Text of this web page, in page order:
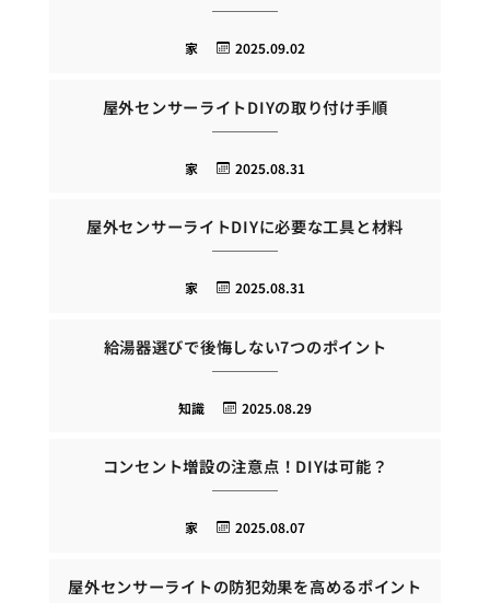
2025.09.02
家
屋外センサーライトDIYの取り付け手順
2025.08.31
家
屋外センサーライトDIYに必要な工具と材料
2025.08.31
家
給湯器選びで後悔しない7つのポイント
2025.08.29
知識
コンセント増設の注意点！DIYは可能？
2025.08.07
家
屋外センサーライトの防犯効果を高めるポイント